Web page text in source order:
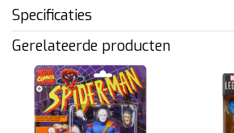
Specificaties
Gerelateerde producten